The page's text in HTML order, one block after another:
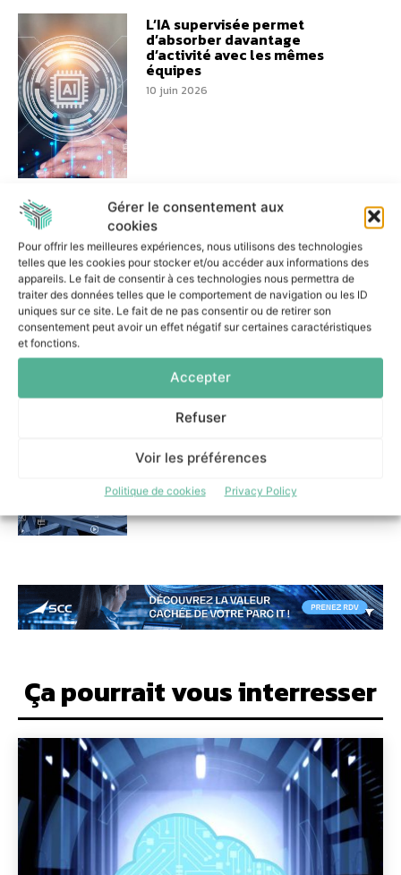
Gérer le consentement aux
cookies
Pour offrir les meilleures expériences, nous utilisons des technologies
telles que les cookies pour stocker et/ou accéder aux informations des
appareils. Le fait de consentir à ces technologies nous permettra de
traiter des données telles que le comportement de navigation ou les ID
uniques sur ce site. Le fait de ne pas consentir ou de retirer son
consentement peut avoir un effet négatif sur certaines caractéristiques
et fonctions.
Accepter
Refuser
Voir les préférences
Politique de cookies Privacy Policy
L’IA supervisée permet
d’absorber davantage
d’activité avec les mêmes
équipes
10 juin 2026
Performance logistique :
Colibri s’engage aux côtés de
Bretagne Supply Chain
8 juin 2026
Impossible Cloud ouvre un
datacenter français pour les
entreprises sensibles à la
localisation des données
13 mai 2026
Ça pourrait vous interresser